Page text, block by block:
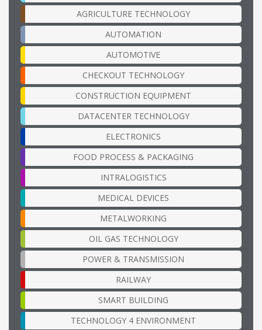
AGRICULTURE TECHNOLOGY
AUTOMATION
AUTOMOTIVE
CHECKOUT TECHNOLOGY
CONSTRUCTION EQUIPMENT
DATACENTER TECHNOLOGY
ELECTRONICS
FOOD PROCESS & PACKAGING
INTRALOGISTICS
MEDICAL DEVICES
METALWORKING
OIL GAS TECHNOLOGY
POWER & TRANSMISSION
RAILWAY
SMART BUILDING
TECHNOLOGY 4 ENVIRONMENT